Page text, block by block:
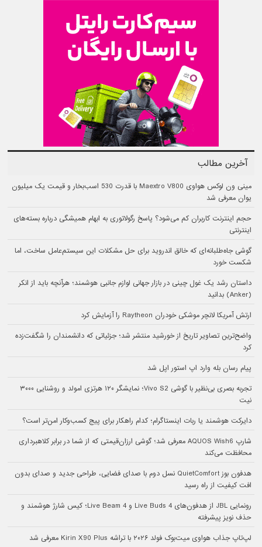
آخرین مطالب
مینی ون لوکس هواوی Maextro V800 با قدرت 530 اسب‌بخار و قیمت یک میلیون
یوان معرفی شد
حجم اینترنت کاربران کم می‌شود؟ پاسخ رگولاتوری به ابهام همیشگی درباره بسته‌های
اینترنتی
گوشی جاه‌طلبانه‌ای که خالق اندروید برای حل مشکلات این سیستم‌عامل ساخت، اما
شکست خورد
داستان رشد یک غول چینی در بازار جهانی لوازم جانبی هوشمند؛ هرآنچه باید از انکر
(Anker) بدانید
ارتش آمریکا لانچر موشکی خودران Raytheon را آزمایش کرد
واضح‌ترین تصاویر تاریخ از خورشید منتشر شد؛ جزئیاتی که دانشمندان را شگفت‌زده
کرد
پیام رسان بله وارد اپ استور اپل شد
تجربه بصری بی‌نظیر با گوشی Vivo S2؛ نمایشگر ۱۲۰ هرتزی امولد و روشنایی ۳۰۰۰
نیت
دایرکت هوشمند یا ربات اینستاگرام؛ کدام راهکار برای پیج کسب‌وکار امن‌تر است؟
شارپ AQUOS Wish6 معرفی شد؛ گوشی ارزان‌قیمتی که از شما در برابر کلاهبرداری
محافظت می‌کند
هدفون بوز QuietComfort نسل دوم با صدای فضایی، طراحی جدید و صدای بدون
افت کیفیت از راه رسید
رونمایی JBL از هدفون‌های Live Buds 4 و Live Beam 4؛ کیس شارژ هوشمند و
حذف نویز پیشرفته
لپ‌تاپ جذاب هواوی میت‌بوک فولد ۲۰۲۶ با تراشه Kirin X90 Plus معرفی شد